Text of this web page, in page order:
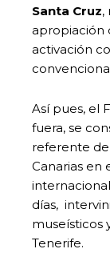
Santa Cruz,
apropiación
activación
Así pues, el
fuera, se
referente
Canarias en
días,
museísticos
Tenerife.